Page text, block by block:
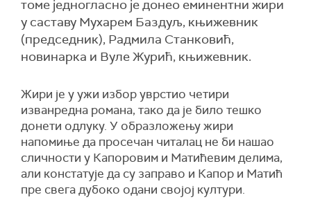
томе једногласно је донео еминентни жири
у саставу Мухарем Баздуљ, књижевник
(председник), Радмила Станковић,
новинарка и Вуле Журић, књижевник.
Жири је у ужи избор уврстио четири
изванредна романа, тако да је било тешко
донети одлуку. У образложењу жири
напомиње да просечан читалац не би нашао
сличности у Капоровим и Матићевим делима,
али констатује да су заправо и Капор и Матић
пре свега дубоко одани својој култури.